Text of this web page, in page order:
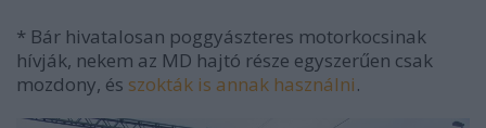
* Bár hivatalosan poggyászteres motorkocsinak
hívják, nekem az MD hajtó része egyszerűen csak
mozdony, és szokták is annak használni.